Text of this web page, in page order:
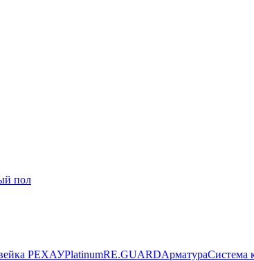
пол
РЕХАУPlatinumRE.GUARDАрматураСистема